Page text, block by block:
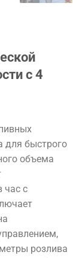
с 4
для быстрого
объема
час с
розлива